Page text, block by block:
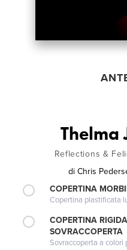
Thelma
Reflections &
di Chris
COPERTINA
Copertina plastificata
COPERTINA
SOVRACCOPERTA
Sovraccoperta a colori